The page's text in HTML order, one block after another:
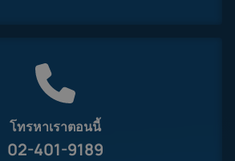
โทรหาเราตอนนี้
02-401-9189